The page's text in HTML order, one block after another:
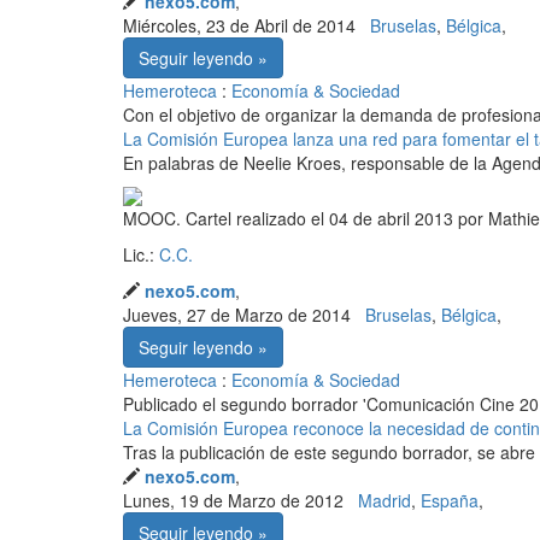
Miércoles, 23 de Abril de 2014 Bruselas, Bélgica,
Seguir leyendo »
Hemeroteca : Economía & Sociedad
Con el objetivo de organizar la demanda de
La Comisión Europea lanza una red para fomentar
En palabras de Neelie Kroes, responsable de la
MOOC. Cartel realizado el 04 de abril 2013 por
Lic.: C.C.
nexo5.com,
Jueves, 27 de Marzo de 2014 Bruselas, Bélgica,
Seguir leyendo »
Hemeroteca : Economía & Sociedad
Publicado el segundo borrador 'Comunicación Cine
La Comisión Europea reconoce la necesidad de
Tras la publicación de este segundo borrador, se
nexo5.com,
Lunes, 19 de Marzo de 2012 Madrid, España,
Seguir leyendo »